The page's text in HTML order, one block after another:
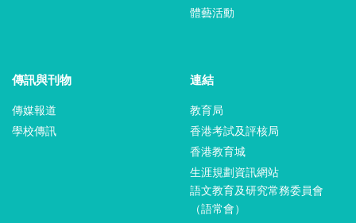
體藝活動
傳訊與刊物
傳媒報道
學校傳訊
連結
教育局
香港考試及評核局
香港教育城
生涯規劃資訊網站
語文教育及研究常務委員會
（語常會）